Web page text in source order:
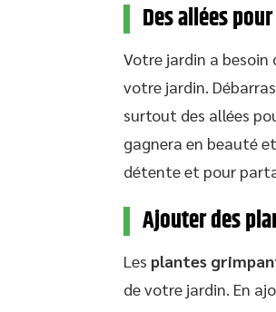
Des allées
Votre jardin a besoin
votre jardin.
surtout des allées
gagnera en beauté
détente et pour
Ajouter des
Les plantes
de votre jardin. En